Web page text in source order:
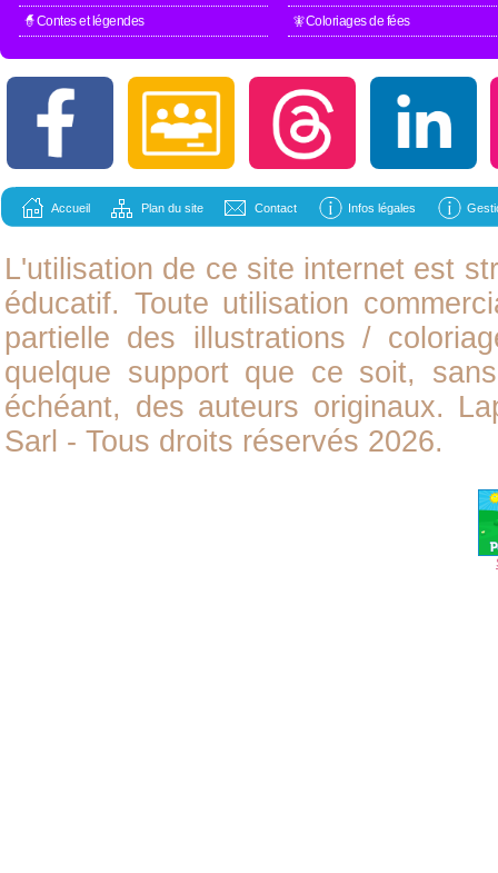
🧙Contes et légendes
🧚Coloriages de fées
Accueil Plan du site Contact Infos légales
L'utilisation de ce site internet est
éducatif. Toute utilisation
partielle des illustrations /
quelque support que ce soit,
échéant, des auteurs originaux.
Sarl - Tous droits réservés 2026.